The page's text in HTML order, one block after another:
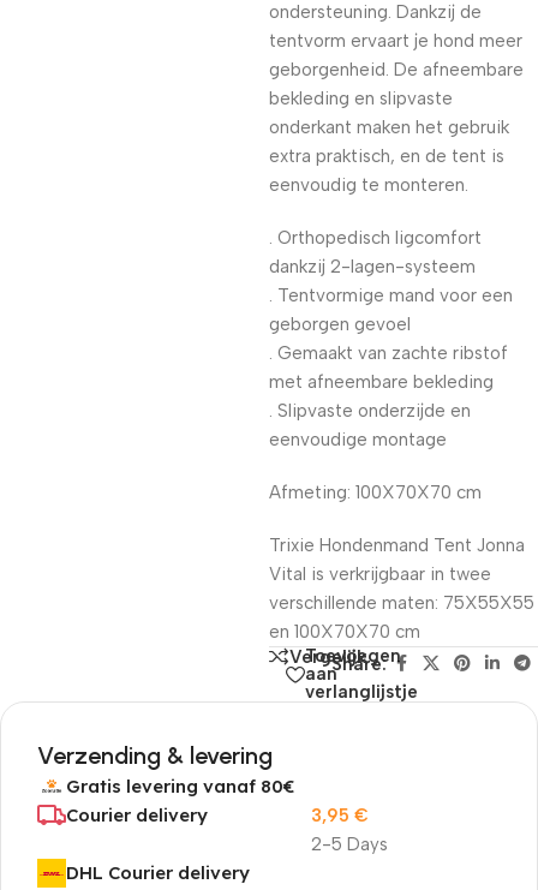
ondersteuning. Dankzij de
tentvorm ervaart je hond meer
geborgenheid. De afneembare
bekleding en slipvaste
onderkant maken het gebruik
extra praktisch, en de tent is
eenvoudig te monteren.
. Orthopedisch ligcomfort
dankzij 2-lagen-systeem
. Tentvormige mand voor een
geborgen gevoel
. Gemaakt van zachte ribstof
met afneembare bekleding
. Slipvaste onderzijde en
eenvoudige montage
Afmeting: 100X70X70 cm
Trixie Hondenmand Tent Jonna
Vital is verkrijgbaar in twee
verschillende maten: 75X55X55
en 100X70X70 cm
Vergelijk
Toevoegen
aan
verlanglijstje
Share:
Verzending & levering
Gratis levering vanaf 80€
Courier delivery
2-5 Days
3,95 €
DHL Courier delivery